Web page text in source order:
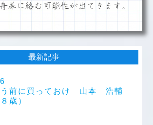
券に絡む可能性が出てきます。
最新記事
う前に買っておけ 山本 浩輔
歳）